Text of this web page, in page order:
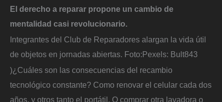
El derecho a reparar propone un cambio de
mentalidad casi revolucionario.
Integrantes del Club de Reparadores alargan la vida útil
de objetos en jornadas abiertas. Foto:Pexels: Bult843
)¿Cuáles son las consecuencias del recambio
tecnológico constante? Como renovar el celular cada dos
años, y otros tanto el portátil. O comprar otra lavadora o